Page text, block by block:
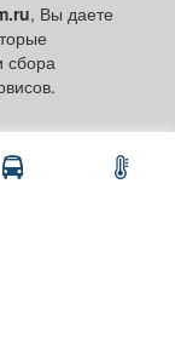
, Вы даете
сбора